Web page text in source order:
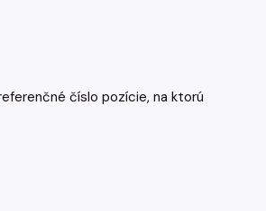
číslo pozície, na ktorú